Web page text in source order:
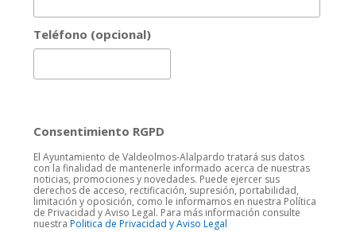
Teléfono (opcional)
Consentimiento RGPD
El Ayuntamiento de Valdeolmos-Alalpardo tratará sus datos
con la finalidad de mantenerle informado acerca de nuestras
noticias, promociones y novedades. Puede ejercer sus
derechos de acceso, rectificación, supresión, portabilidad,
limitación y oposición, como le informamos en nuestra Política
de Privacidad y Aviso Legal. Para más información consulte
nuestra Politica de Privacidad y Aviso Legal